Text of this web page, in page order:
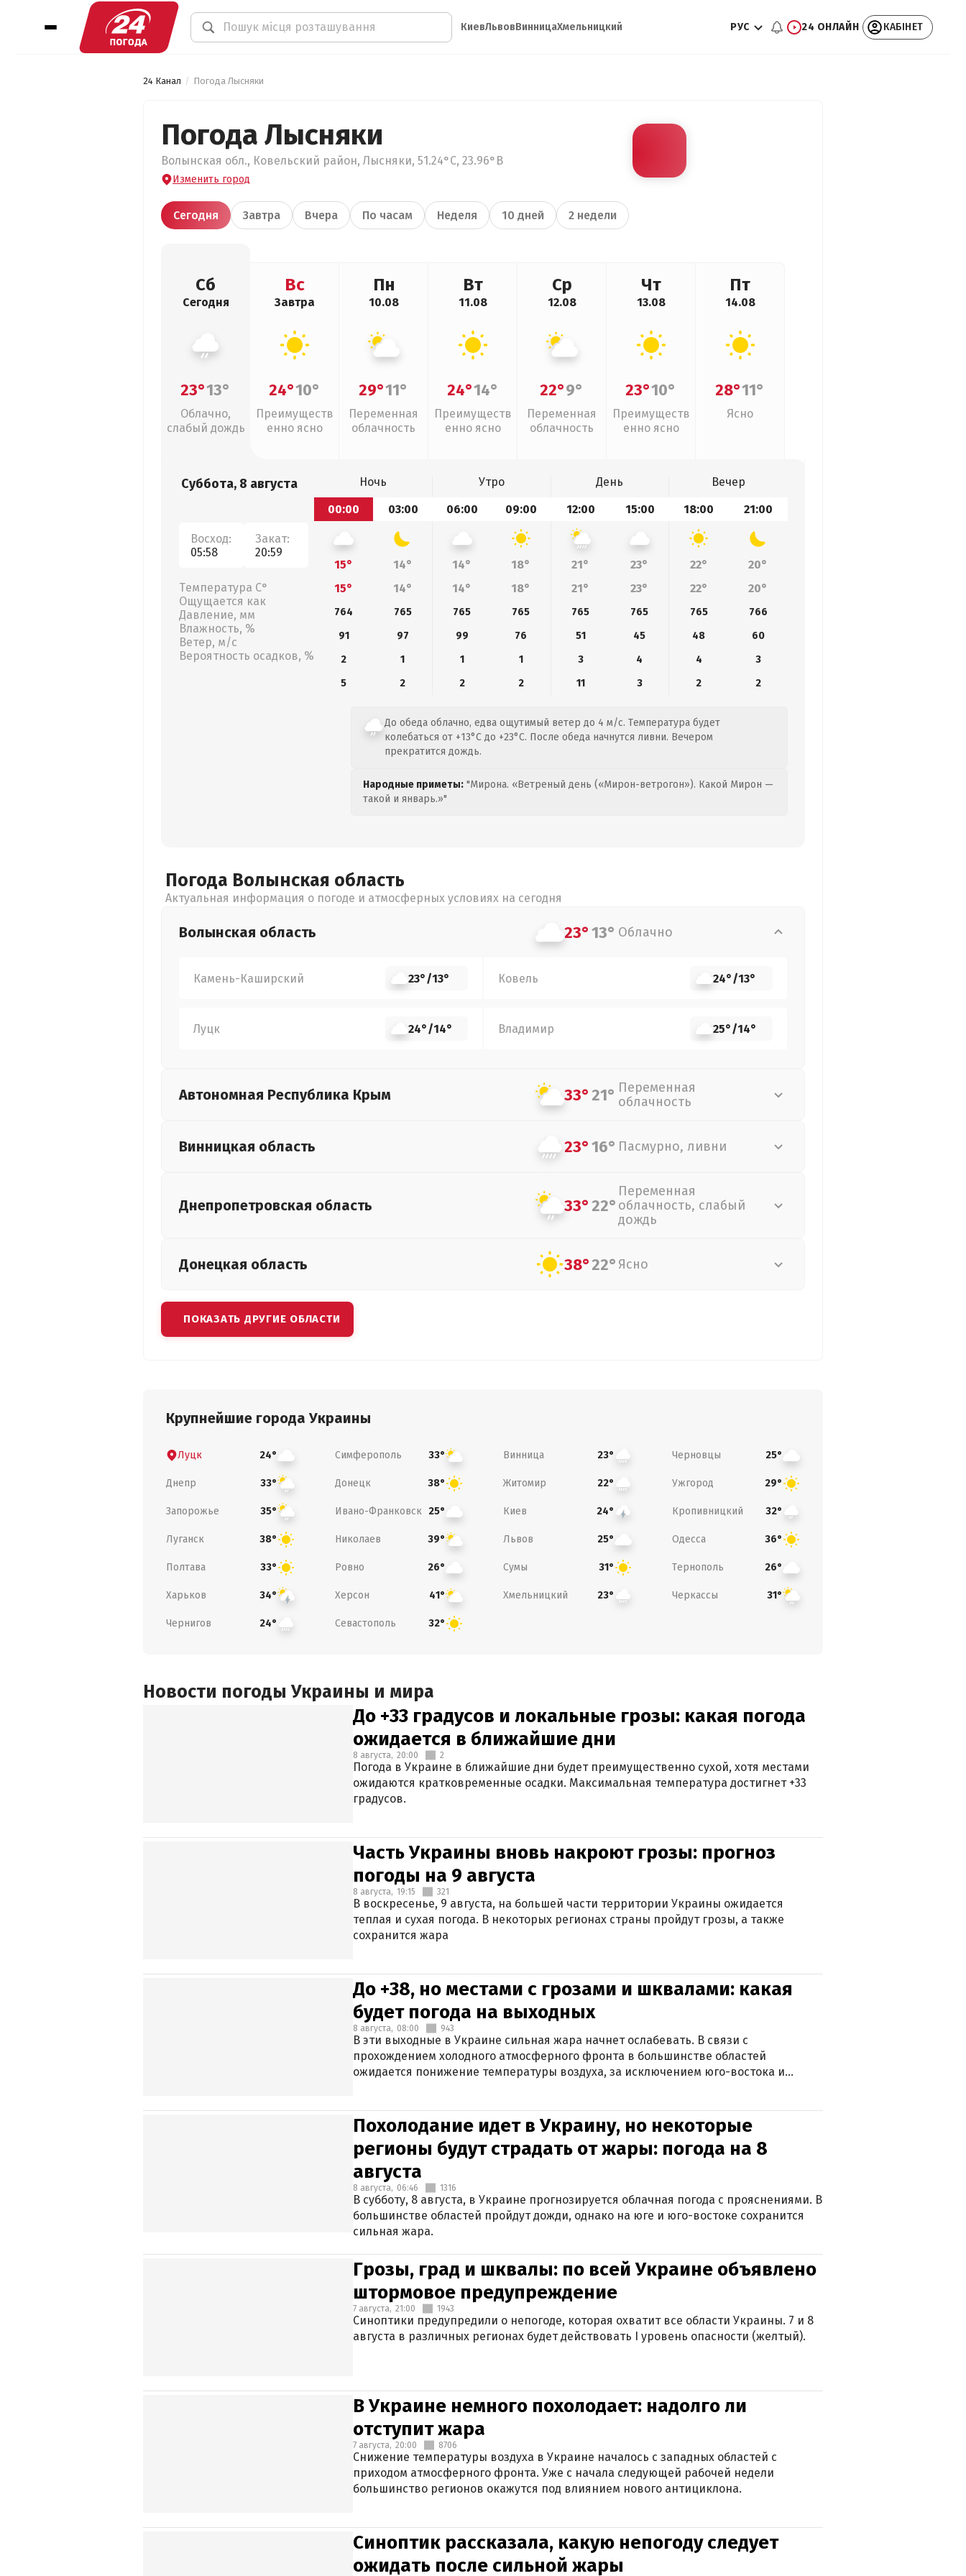
КиевЛьвовВинницаХмельницкий РУС 24 ОНЛАЙН КАБІНЕТ
24 Канал Погода Лысняки
Погода Лысняки
Волынская обл., Ковельский район, Лысняки, 51.24°С, 23.96°В
Изменить город
Сегодня Завтра Вчера По часам Неделя 10 дней 2 недели
Сб
Сегодня
23°13°
Облачно,
слабый дождь
Вс
Завтра
24°10°
Преимуществ
енно ясно
Пн
10.08
29°11°
Переменная
облачность
Вт
11.08
24°14°
Преимуществ
енно ясно
Ср
12.08
22°9°
Переменная
облачность
Чт
13.08
23°10°
Преимуществ
енно ясно
Пт
14.08
28°11°
Ясно
Суббота, 8 августа
Восход:
05:58
Закат:
20:59
Температура С°
Ощущается как
Давление, мм
Влажность, %
Ветер, м/с
Вероятность осадков, %
Ночь Утро День
Вечер
00:00
03:00 06:00 09:00 12:00 15:00 18:00 21:00
15° 14° 14° 18° 21° 23° 22°
20°
15°
14° 14° 18° 21° 23° 22° 20°
764 765 765 765 765 765 765
766
91
97 99 76 51 45 48
60
2
1 1 1 3 4 4
3
5
2 2 2 11 3 2 2
До обеда облачно, едва ощутимый ветер до 4 м/с. Температура будет
колебаться от +13°C до +23°C. После обеда начнутся ливни. Вечером
прекратится дождь.
Народные приметы: "Мирона. «Ветреный день («Мирон-ветрогон»). Какой Мирон —
такой и январь.»"
Погода Волынская область
Актуальная информация о погоде и атмосферных условиях на сегодня
Волынская область 23°13° Облачно
Камень-Каширский 23°/13° Ковель 24°/13°
Луцк 24°/14° Владимир 25°/14°
Автономная Республика Крым 33°21° Переменная
облачность
Винницкая область 23°16° Пасмурно, ливни
Днепропетровская область 33°22°
Переменная
облачность, слабый
дождь
Донецкая область 38°22° Ясно
ПОКАЗАТЬ ДРУГИЕ ОБЛАСТИ
Крупнейшие города Украины
Луцк 24° Симферополь 33° Винница 23° Черновцы 25°
Днепр 33° Донецк 38° Житомир 22° Ужгород 29°
Запорожье 35° Ивано-Франковск 25° Киев 24° Кропивницкий 32°
Луганск 38° Николаев 39° Львов 25° Одесса 36°
Полтава 33° Ровно 26° Сумы 31° Тернополь 26°
Харьков 34° Херсон 41° Хмельницкий 23° Черкассы 31°
Чернигов 24° Севастополь 32°
Новости погоды Украины и мира
До +33 градусов и локальные грозы: какая погода
ожидается в ближайшие дни
8 августа, 20:00 2
Погода в Украине в ближайшие дни будет преимущественно сухой, хотя местами
ожидаются кратковременные осадки. Максимальная температура достигнет +33
градусов.
Часть Украины вновь накроют грозы: прогноз
погоды на 9 августа
8 августа, 19:15 321
В воскресенье, 9 августа, на большей части территории Украины ожидается
теплая и сухая погода. В некоторых регионах страны пройдут грозы, а также
сохранится жара
До +38, но местами с грозами и шквалами: какая
будет погода на выходных
8 августа, 08:00 943
В эти выходные в Украине сильная жара начнет ослабевать. В связи с
прохождением холодного атмосферного фронта в большинстве областей
ожидается понижение температуры воздуха, за исключением юго-востока и
Похолодание идет в Украину, но некоторые
регионы будут страдать от жары: погода на 8
августа
8 августа, 06:46 1316
В субботу, 8 августа, в Украине прогнозируется облачная погода с прояснениями. В
большинстве областей пройдут дожди, однако на юге и юго-востоке сохранится
сильная жара.
Грозы, град и шквалы: по всей Украине объявлено
штормовое предупреждение
7 августа, 21:00 1943
Синоптики предупредили о непогоде, которая охватит все области Украины. 7 и 8
августа в различных регионах будет действовать I уровень опасности (желтый).
В Украине немного похолодает: надолго ли
отступит жара
7 августа, 20:00 8706
Снижение температуры воздуха в Украине началось с западных областей с
приходом атмосферного фронта. Уже с начала следующей рабочей недели
большинство регионов окажутся под влиянием нового антициклона.
Синоптик рассказала, какую непогоду следует
ожидать после сильной жары